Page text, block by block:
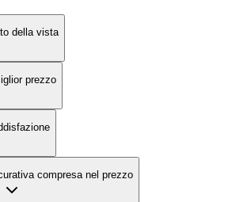
della vista
prezzo
compresa nel prezzo